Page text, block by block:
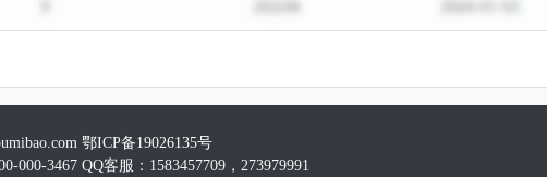
鄂ICP备19026135号
000-3467 QQ客服：1583457709，273979991